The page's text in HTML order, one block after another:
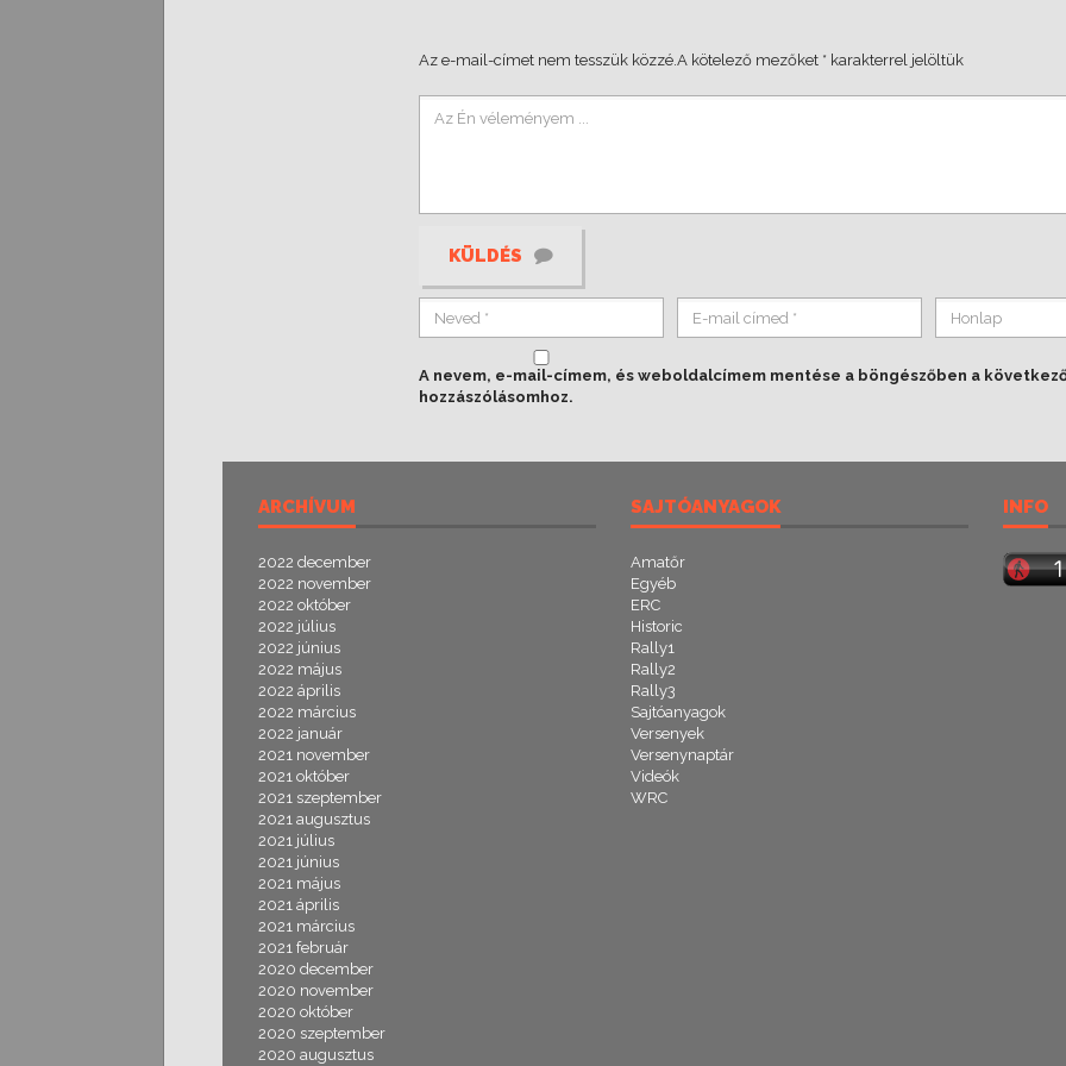
Az e-mail-címet nem tesszük közzé.A kötelező mezőket * karakterrel jelöltük
KÜLDÉS
A nevem, e-mail-címem, és weboldalcímem mentése a böngészőben a
hozzászólásomhoz.
ARCHÍVUM
2022 december
2022 november
2022 október
2022 július
2022 június
2022 május
2022 április
2022 március
2022 január
2021 november
2021 október
2021 szeptember
2021 augusztus
2021 július
2021 június
2021 május
2021 április
2021 március
2021 február
2020 december
2020 november
2020 október
2020 szeptember
2020 augusztus
SAJTÓANYAGOK
Amatőr
Egyéb
ERC
Historic
Rally1
Rally2
Rally3
Sajtóanyagok
Versenyek
Versenynaptár
Videók
WRC
INFO